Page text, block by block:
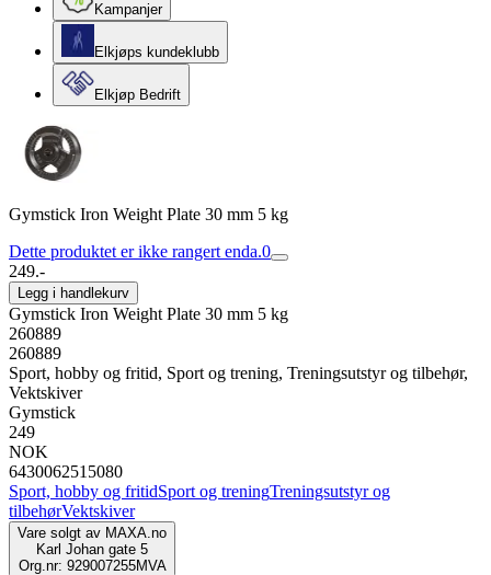
Kampanjer
Elkjøps kundeklubb
Elkjøp Bedrift
Gymstick Iron Weight Plate 30 mm 5 kg
Dette produktet er ikke rangert enda.0
249.-
Legg i handlekurv
Gymstick Iron Weight Plate 30 mm 5 kg
260889
260889
Sport, hobby og fritid, Sport og trening, Treningsutstyr og tilbehør,
Vektskiver
Gymstick
249
NOK
6430062515080
Sport, hobby og fritidSport og treningTreningsutstyr og
tilbehørVektskiver
Vare solgt av MAXA.no
Karl Johan gate 5
Org.nr: 929007255MVA